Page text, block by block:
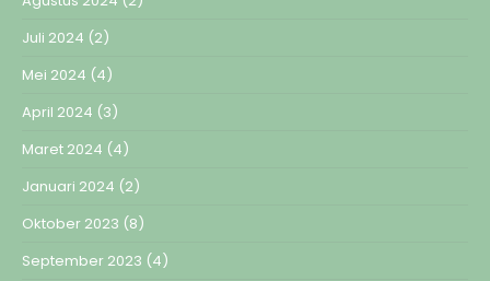
Juli 2024 (2)
Mei 2024 (4)
April 2024 (3)
Maret 2024 (4)
Januari 2024 (2)
Oktober 2023 (8)
September 2023 (4)